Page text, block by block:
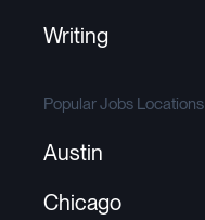
Writing
Popular Jobs Locations
Austin
Chicago